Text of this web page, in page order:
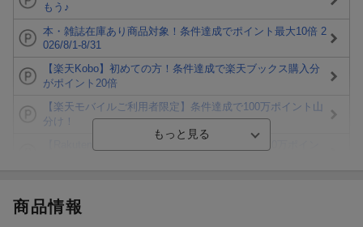
もう♪
本・雑誌在庫あり商品対象！条件達成でポイント最大10倍 2
026/8/1-8/31
【楽天Kobo】初めての方！条件達成で楽天ブックス購入分
がポイント20倍
【楽天モバイルご利用者限定】条件達成で100万ポイント山
分け！
が当たる！
商品情報